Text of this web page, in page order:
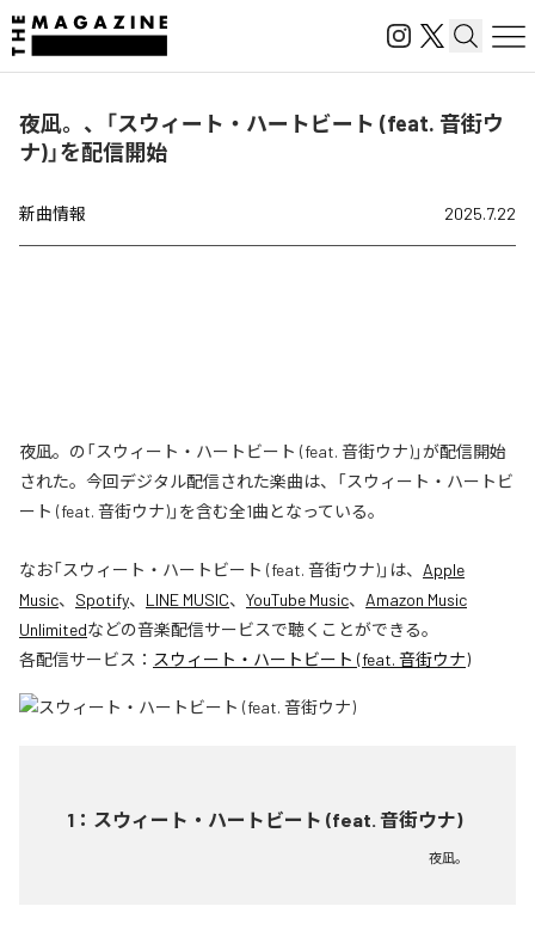
夜凪。、「スウィート・ハートビート (feat. 音街ウ
ナ)」を配信開始
新曲情報 2025.7.22
夜凪。の「スウィート・ハートビート (feat. 音街ウナ)」が配信開始
された。今回デジタル配信された楽曲は、「スウィート・ハートビ
ート (feat. 音街ウナ)」を含む全1曲となっている。
なお「スウィート・ハートビート (feat. 音街ウナ)」は、 Apple
Music、 Spotify、 LINE MUSIC、 YouTube Music、 Amazon Music
Unlimitedなどの音楽配信サービスで聴くことができる。
各配信サービス： スウィート・ハートビート (feat. 音街ウナ)
1 ： スウィート・ハートビート (feat. 音街ウナ)
夜凪。